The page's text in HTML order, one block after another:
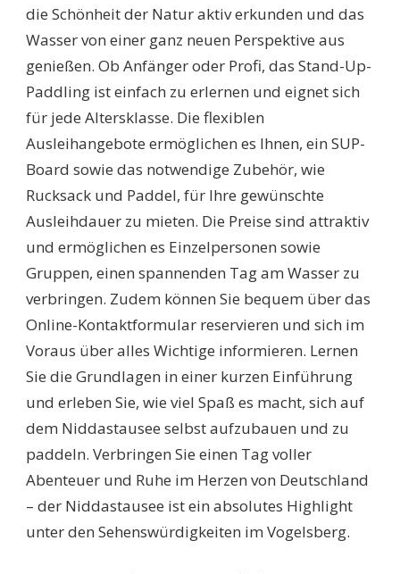
die Schönheit der Natur aktiv erkunden und das
Wasser von einer ganz neuen Perspektive aus
genießen. Ob Anfänger oder Profi, das Stand-Up-
Paddling ist einfach zu erlernen und eignet sich
für jede Altersklasse. Die flexiblen
Ausleihangebote ermöglichen es Ihnen, ein SUP-
Board sowie das notwendige Zubehör, wie
Rucksack und Paddel, für Ihre gewünschte
Ausleihdauer zu mieten. Die Preise sind attraktiv
und ermöglichen es Einzelpersonen sowie
Gruppen, einen spannenden Tag am Wasser zu
verbringen. Zudem können Sie bequem über das
Online-Kontaktformular reservieren und sich im
Voraus über alles Wichtige informieren. Lernen
Sie die Grundlagen in einer kurzen Einführung
und erleben Sie, wie viel Spaß es macht, sich auf
dem Niddastausee selbst aufzubauen und zu
paddeln. Verbringen Sie einen Tag voller
Abenteuer und Ruhe im Herzen von Deutschland
– der Niddastausee ist ein absolutes Highlight
unter den Sehenswürdigkeiten im Vogelsberg.